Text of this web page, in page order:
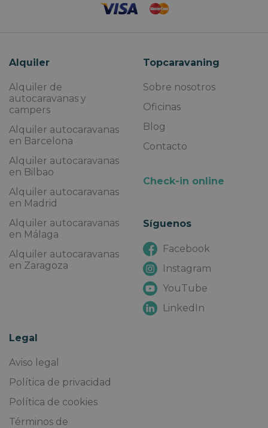
Alquiler
Alquiler de
autocaravanas y
campers
Alquiler autocaravanas
en Barcelona
Alquiler autocaravanas
en Bilbao
Alquiler autocaravanas
en Madrid
Alquiler autocaravanas
en Málaga
Alquiler autocaravanas
en Zaragoza
Topcaravaning
Sobre nosotros
Oficinas
Blog
Contacto
Check-in online
Síguenos
Facebook
Instagram
YouTube
LinkedIn
Legal
Aviso legal
Política de privacidad
Política de cookies
Términos de